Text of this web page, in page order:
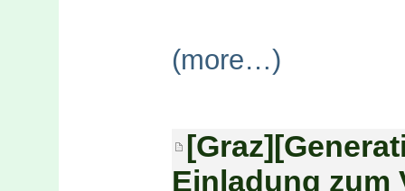
(more…)
Einladung zum